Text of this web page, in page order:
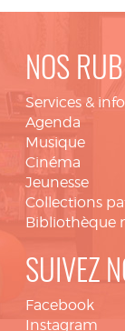
NOS
Services &
Agenda
Musique
Cinéma
Jeunesse
Collections
Bibliothèque
SUIVEZ
Facebook
Instagram